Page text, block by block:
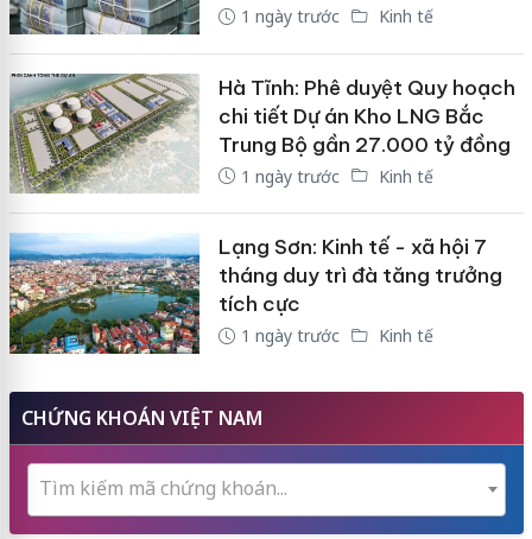
1 ngày trước Kinh tế
Hà Tĩnh: Phê duyệt Quy hoạch
chi tiết Dự án Kho LNG Bắc
Trung Bộ gần 27.000 tỷ đồng
1 ngày trước Kinh tế
Lạng Sơn: Kinh tế - xã hội 7
tháng duy trì đà tăng trưởng
tích cực
1 ngày trước Kinh tế
CHỨNG KHOÁN VIỆT NAM
Tìm kiếm mã chứng khoán...